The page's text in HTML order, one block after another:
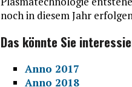
noch in diesem Jahr
Das könnte Sie
Anno 2017
Anno 2018